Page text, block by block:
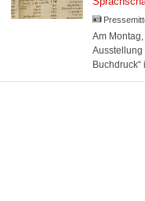
Am
Ausstellung